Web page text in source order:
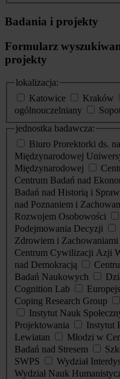
Badania i projekty
Formularz
projekty
lokalizacja:
Katowice
Kraków
ogólnouczelniany
jednostka badawcza:
Biuro Prorektorki ds.
Międzynarodowej
Międzynarodowej
Centrum Badań nad
Badań nad Historią i
nad Poznaniem i
Rozwojem Osobowości
Podejmowania Decyzji
Zdrowiem i
Centrum Cywilizacji Azji
nad Demokracją
Badań Naukowych
Cognition Lab
Coping Research Group
Instytut Nauk
Projektowania
Instytut
Lewiatan
Młodzi w
Badań nad Stresem
SWPS
Wydział
Wydział Nauk